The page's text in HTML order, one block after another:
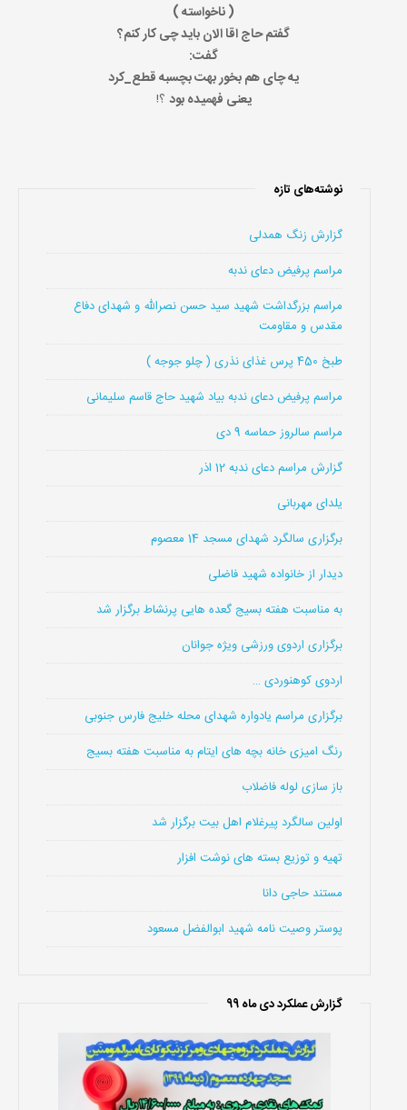
( ناخواسته )
گفتم حاج اقا الان باید چی کار کنم؟
گفت:
یه چای هم بخور بهت بچسبه قطع_کرد
یعنی فهمیده بود ؟!
نوشته‌های تازه
گزارش زنگ همدلی
مراسم پرفیض دعای ندبه
مراسم بزرگداشت شهید سید حسن نصرالله و شهدای دفاع
مقدس و مقاومت
طبخ 450 پرس غذای نذری ( چلو جوجه )
مراسم پرفیض دعای ندبه بیاد شهید حاج قاسم سلیمانی
مراسم سالروز حماسه 9 دی
گزارش مراسم دعای ندبه 12 اذر
یلدای مهربانی
برگزاری سالگرد شهدای مسجد 14 معصوم
دیدار از خانواده شهید فاضلی
به مناسبت هفته بسیج گعده هایی پرنشاط برگزار شد
برگزاری اردوی ورزشی ویژه جوانان
اردوی کوهنوردی …
برگزاری مراسم یادواره شهدای محله خلیج فارس جنوبی
رنگ امیزی خانه بچه های ایتام به مناسبت هفته بسیج
باز سازی لوله فاضلاب
اولین سالگرد پیرغلام اهل بیت برگزار شد
تهیه و توزیع بسته های نوشت افزار
مستند حاجی دانا
پوستر وصیت نامه شهید ابوالفضل مسعود
گزارش عملکرد دی ماه 99